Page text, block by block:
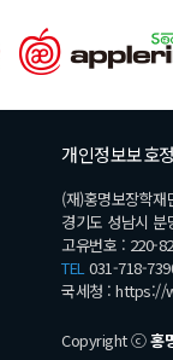
개인정보보호
(재)홍명보장학
경기도 성남시
고유번호 : 220-
TEL031-718-
국세청 : https://
Copyright ⓒ홍